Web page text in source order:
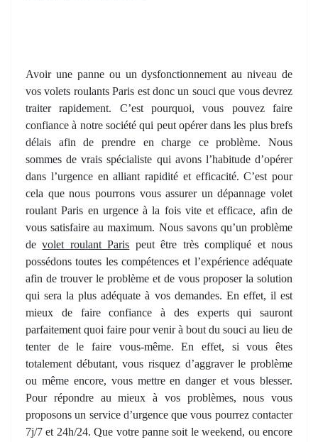
Avoir une panne ou un dysfonctionnement au niveau de
vos volets roulants Paris est donc un souci que vous devrez
traiter rapidement. C’est pourquoi, vous pouvez faire
confiance à notre société qui peut opérer dans les plus brefs
délais afin de prendre en charge ce problème. Nous
sommes de vrais spécialiste qui avons l’habitude d’opérer
dans l’urgence en alliant rapidité et efficacité. C’est pour
cela que nous pourrons vous assurer un dépannage volet
roulant Paris en urgence à la fois vite et efficace, afin de
vous satisfaire au maximum. Nous savons qu’un problème
devolet roulant Paris peut être très compliqué et nous
possédons toutes les compétences et l’expérience adéquate
afin de trouver le problème et de vous proposer la solution
qui sera la plus adéquate à vos demandes. En effet, il est
mieux de faire confiance à des experts qui sauront
parfaitement quoi faire pour venir à bout du­ souci au lieu de
tenter de le faire vous-même. En effet, si vous êtes
totalement débutant, vous risquez d’aggraver le problème
ou même encore, vous mettre en danger et vous blesser.
Pour répondre au mieux à vos problèmes, nous vous
proposons un service d’urgence que vous pourrez contacter
7j/7 et 24h/24. Que votre panne soit le weekend, ou encore